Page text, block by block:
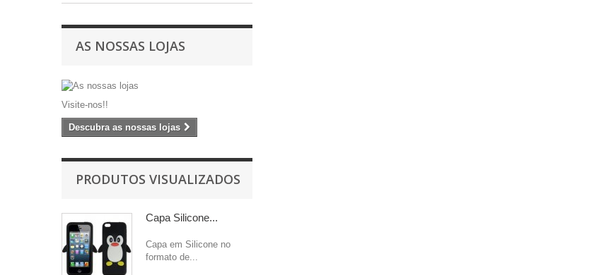
AS NOSSAS LOJAS
Visite-nos!!
Descubra as nossas lojas
PRODUTOS VISUALIZADOS
Capa Silicone...
Capa em Silicone no
formato de...